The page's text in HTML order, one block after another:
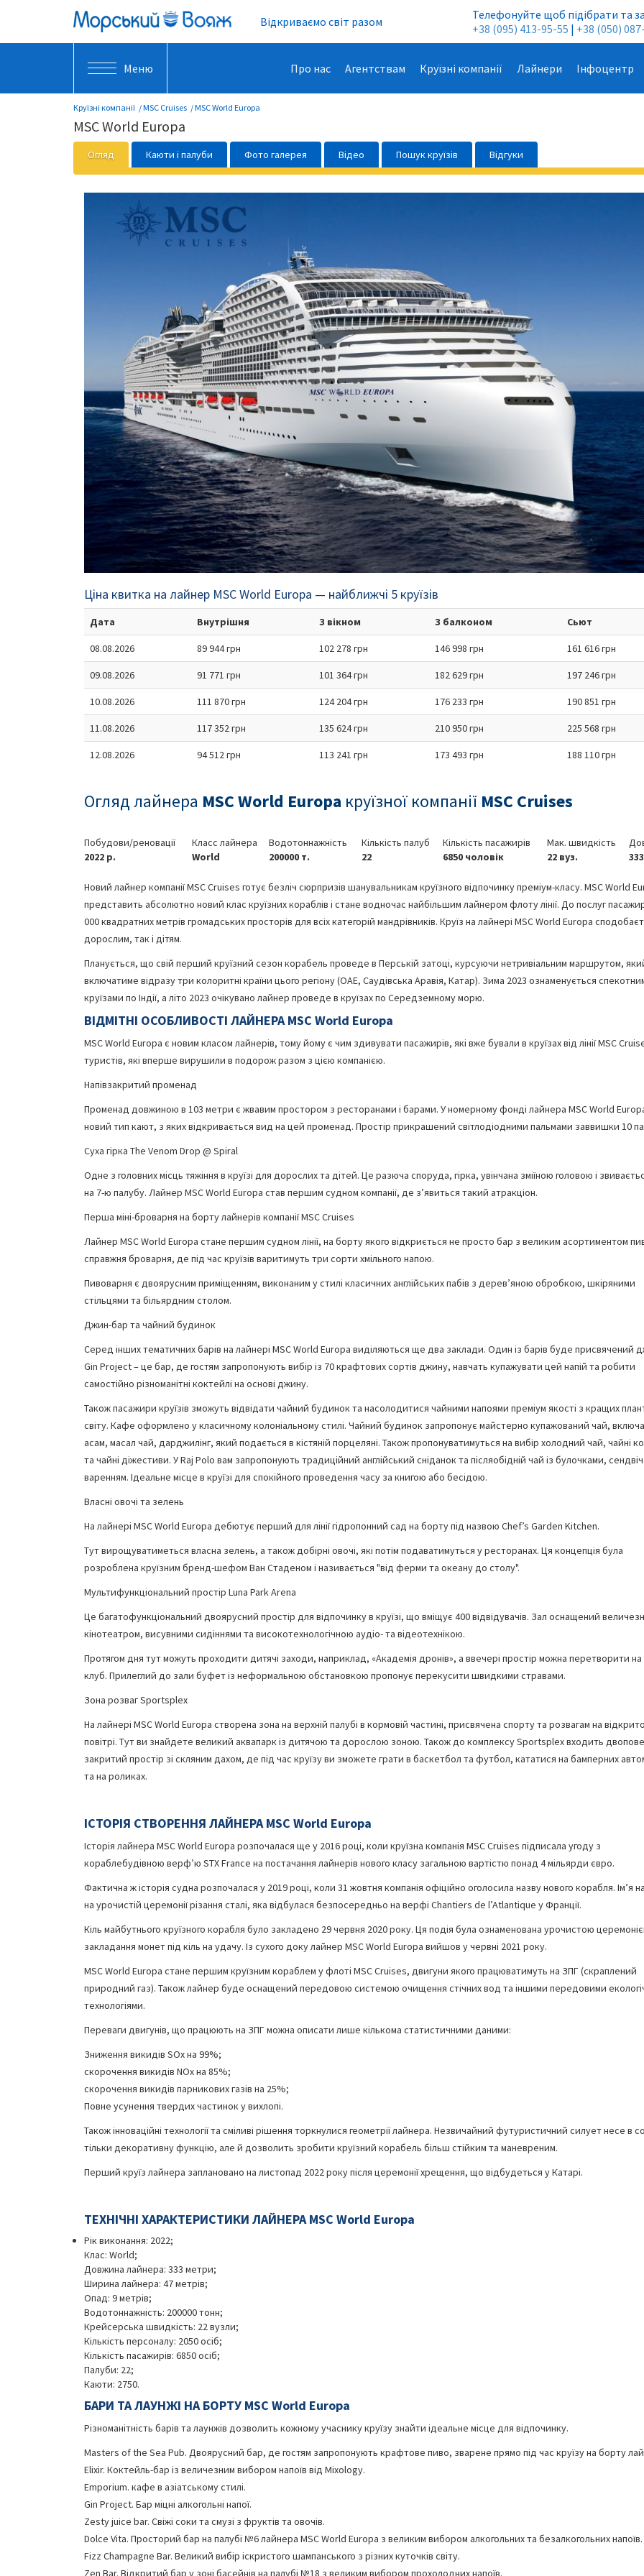
Відкриваємо світ разом
Телефонуйте щоб підібрати та
+38 (095) 413-95-55 | +38 (050)
Меню Про нас Агентствам Круїзні компанії Лайнери Інфоцентр
Круїзні компанії MSC Cruises MSC World Europa
MSC World Europa
Огляд Каюти і палуби Фото галерея Відео Пошук круїзів Відгуки
Ціна квитка на лайнер MSC World Europa — найближчі 5 круїзів
Дата Внутрішня З вікном З балконом Сьют
08.08.2026 89 944 грн 102 278 грн 146 998 грн 161 616 грн
09.08.2026 91 771 грн 101 364 грн 182 629 грн 197 246 грн
10.08.2026 111 870 грн 124 204 грн 176 233 грн 190 851 грн
11.08.2026 117 352 грн 135 624 грн 210 950 грн 225 568 грн
12.08.2026 94 512 грн 113 241 грн 173 493 грн 188 110 грн
Огляд лайнера MSC World Europa круїзної компанії MSC Cruises
Побудови/реновації
2022 р.
Класс лайнера
World
Водотоннажність
200000 т.
Кількість палуб
22
Кількість пасажирів
6850 чоловік
Мак. швидкість
22 вуз.
Новий лайнер компанії MSC Cruises готує безліч сюрпризів шанувальникам круїзного відпочинку преміум-класу. MSC World
представить абсолютно новий клас круїзних кораблів і стане водночас найбільшим лайнером флоту лінії. До послуг
000 квадратних метрів громадських просторів для всіх категорій мандрівників. Круїз на лайнері MSC World Europa
дорослим, так і дітям.
Планується, що свій перший круїзний сезон корабель проведе в Перській затоці, курсуючи нетривіальним маршрутом,
включатиме відразу три колоритні країни цього регіону (ОАЕ, Саудівська Аравія, Катар). Зима 2023 ознаменується
круїзами по Індії, а літо 2023 очікувано лайнер проведе в круїзах по Середземному морю.
ВІДМІТНІ ОСОБЛИВОСТІ ЛАЙНЕРА MSC World Europa
MSC World Europa є новим класом лайнерів, тому йому є чим здивувати пасажирів, які вже бували в круїзах від лінії MSC
туристів, які вперше вирушили в подорож разом з цією компанією.
Напівзакритий променад
Променад довжиною в 103 метри є жвавим простором з ресторанами і барами. У номерному фонді лайнера MSC World
новий тип кают, з яких відкривається вид на цей променад. Простір прикрашений світлодіодними пальмами заввишки 10
Суха гірка The Venom Drop @ Spiral
Одне з головних місць тяжіння в круїзі для дорослих та дітей. Це разюча споруда, гірка, увінчана зміїною головою і
на 7-ю палубу. Лайнер MSC World Europa став першим судном компанії, де з’явиться такий атракціон.
Перша міні-броварня на борту лайнерів компанії MSC Cruises
Лайнер MSC World Europa стане першим судном лінії, на борту якого відкриється не просто бар з великим асортиментом
справжня броварня, де під час круїзів варитимуть три сорти хмільного напою.
Пивоварня є двоярусним приміщенням, виконаним у стилі класичних англійських пабів з дерев’яною обробкою, шкіряними
стільцями та більярдним столом.
Джин-бар та чайний будинок
Серед інших тематичних барів на лайнері MSC World Europa виділяються ще два заклади. Один із барів буде присвячений
Gin Project – це бар, де гостям запропонують вибір із 70 крафтових сортів джину, навчать купажувати цей напій та робити
самостійно різноманітні коктейлі на основі джину.
Також пасажири круїзів зможуть відвідати чайний будинок та насолодитися чайними напоями преміум якості з кращих
світу. Кафе оформлено у класичному колоніальному стилі. Чайний будинок запропонує майстерно купажований чай,
асам, масал чай, дарджилінг, який подається в кістяній порцеляні. Також пропонуватимуться на вибір холодний чай, чайні
та чайні діжестиви. У Raj Polo вам запропонують традиційний англійський сніданок та післяобідній чай із булочками,
варенням. Ідеальне місце в круїзі для спокійного проведення часу за книгою або бесідою.
Власні овочі та зелень
На лайнері MSC World Europa дебютує перший для лінії гідропонний сад на борту під назвою Chef’s Garden Kitchen.
Тут вирощуватиметься власна зелень, а також добірні овочі, які потім подаватимуться у ресторанах. Ця концепція була
розроблена круїзним бренд-шефом Ван Стаденом і називається "від ферми та океану до столу".
Мультифункціональний простір Luna Park Arena
Це багатофункціональний двоярусний простір для відпочинку в круїзі, що вміщує 400 відвідувачів. Зал оснащений
кінотеатром, висувними сидіннями та високотехнологічною аудіо- та відеотехнікою.
Протягом дня тут можуть проходити дитячі заходи, наприклад, «Академія дронів», а ввечері простір можна перетворити на
клуб. Прилеглий до зали буфет із неформальною обстановкою пропонує перекусити швидкими стравами.
Зона розваг Sportsplex
На лайнері MSC World Europa створена зона на верхній палубі в кормовій частині, присвячена спорту та розвагам на
повітрі. Тут ви знайдете великий аквапарк із дитячою та дорослою зоною. Також до комплексу Sportsplex входить
закритий простір зі скляним дахом, де під час круїзу ви зможете грати в баскетбол та футбол, кататися на бамперних
та на роликах.
ІСТОРІЯ СТВОРЕННЯ ЛАЙНЕРА MSC World Europa
Історія лайнера MSC World Europa розпочалася ще у 2016 році, коли круїзна компанія MSC Cruises підписала угоду з
кораблебудівною верф’ю STX France на постачання лайнерів нового класу загальною вартістю понад 4 мільярди євро.
Фактична ж історія судна розпочалася у 2019 році, коли 31 жовтня компанія офіційно оголосила назву нового корабля. Ім’я
на урочистій церемонії різання сталі, яка відбулася безпосередньо на верфі Chantiers de l’Atlantique у Франції.
Кіль майбутнього круїзного корабля було закладено 29 червня 2020 року. Ця подія була ознаменована урочистою
закладання монет під кіль на удачу. Із сухого доку лайнер MSC World Europa вийшов у червні 2021 року.
MSC World Europa стане першим круїзним кораблем у флоті MSC Cruises, двигуни якого працюватимуть на ЗПГ (скраплений
природний газ). Також лайнер буде оснащений передовою системою очищення стічних вод та іншими передовими
технологіями.
Переваги двигунів, що працюють на ЗПГ можна описати лише кількома статистичними даними:
Зниження викидів SOx на 99%;
скорочення викидів NOx на 85%;
скорочення викидів парникових газів на 25%;
Повне усунення твердих частинок у вихлопі.
Також інноваційні технології та сміливі рішення торкнулися геометрії лайнера. Незвичайний футуристичний силует несе в
тільки декоративну функцію, але й дозволить зробити круїзний корабель більш стійким та маневреним.
Перший круїз лайнера заплановано на листопад 2022 року після церемонії хрещення, що відбудеться у Катарі.
ТЕХНІЧНІ ХАРАКТЕРИСТИКИ ЛАЙНЕРА MSC World Europa
Рік виконання: 2022;
Клас: World;
Довжина лайнера: 333 метри;
Ширина лайнера: 47 метрів;
Опад: 9 метрів;
Водотоннажність: 200000 тонн;
Крейсерська швидкість: 22 вузли;
Кількість персоналу: 2050 осіб;
Кількість пасажирів: 6850 осіб;
Палуби: 22;
Каюти: 2750.
БАРИ ТА ЛАУНЖІ НА БОРТУ MSC World Europa
Різноманітність барів та лаунжів дозволить кожному учаснику круїзу знайти ідеальне місце для відпочинку.
Masters of the Sea Pub. Двоярусний бар, де гостям запропонують крафтове пиво, зварене прямо під час круїзу на борту
Elixir. Коктейль-бар із величезним вибором напоїв від Mixology.
Emporium. кафе в азіатському стилі.
Gin Project. Бар міцні алкогольні напої.
Zesty juice bar. Свіжі соки та смузі з фруктів та овочів.
Dolce Vita. Просторий бар на палубі №6 лайнера MSC World Europa з великим вибором алкогольних та безалкогольних напоїв.
Fizz Champagne Bar. Великий вибір іскристого шампанського з різних куточків світу.
Zen Bar. Відкритий бар у зоні басейнів на палубі №18 з великим вибором прохолодних напоїв.